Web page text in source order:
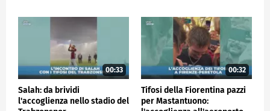
00:33
Salah: da brividi
l'accoglienza nello stadio del
00:32
Tifosi della Fiorentina pazzi
per Mastantuono: